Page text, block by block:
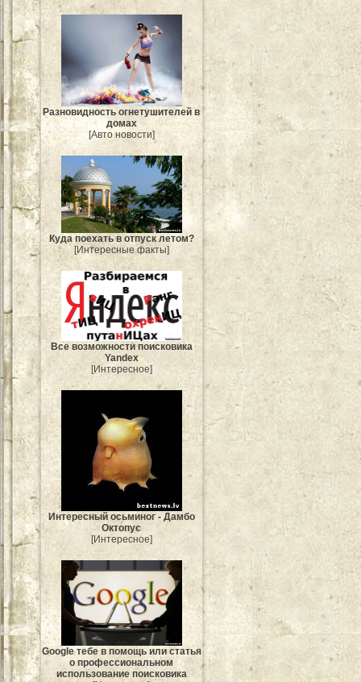
Разновидность огнетушителей в
домах
[Авто новости]
Куда поехать в отпуск летом?
[Интересные факты]
Все возможности поисковика
Yandex
[Интересное]
Интересный осьминог - Дамбо
Октопус
[Интересное]
Google тебе в помощь или статья
о профессиональном
использование поисковика